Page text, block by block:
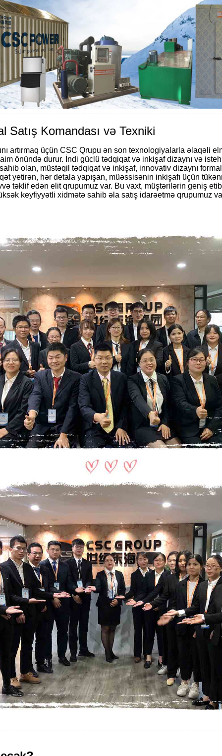
Satış Komandası və Texniki
artırmaq üçün CSC Qrupu ən son texnologiyalarla əlaqəli
önündə durur. İndi güclü tədqiqat və inkişaf dizaynı və
olan, müstəqil tədqiqat və inkişaf, innovativ dizaynı
yetirən, hər detala yapışan, müəssisənin inkişafı üçün
təklif edən elit qrupumuz var. Bu vaxt, müştərilərin geniş
keyfiyyətli xidmətə sahib əla satış idarəetmə qrupumuz